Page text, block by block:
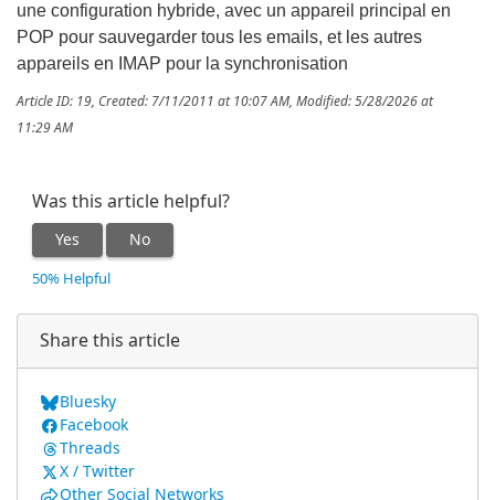
une configuration hybride, avec un appareil principal en
POP pour sauvegarder tous les emails, et les autres
appareils en IMAP pour la synchronisation
Article ID: 19, Created: 7/11/2011 at 10:07 AM, Modified: 5/28/2026 at
11:29 AM
Was this article helpful?
Yes No
50% Helpful
Share this article
Bluesky
Facebook
Threads
X / Twitter
Other Social Networks